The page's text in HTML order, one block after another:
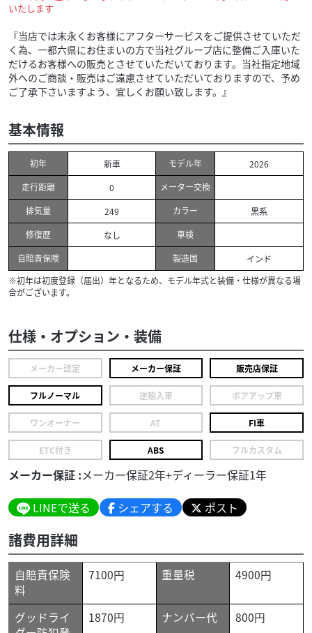
いたします
『当店では末永くお客様にアフターサービスをご提供させていただ
く為、一都六県にお住まいの方で当社グループ店に整備ご入庫いた
だけるお客様への販売とさせていただいております。当社指定地域
外へのご商談・販売はご遠慮させていただいておりますので、予め
ご了承下さいますよう、宜しくお願い致します。』
基本情報
初年 新車 モデル年
2026
走行距離
0
メーター交換
排気量
249 カラー
黒系
修復歴
なし
車検
自賠責保険
製造国
インド
※初年は初度登録（届出）年となるため、モデル年式と装備・仕様が異なる場
合がございます。
仕様・オプション・装備
メーカー認定 メーカー保証 販売店保証
フルノーマル 逆輸入車 ボアアップ車
ワンオーナー AT FI車
ETC付き ABS フルカスタム
メーカー保証 :メーカー保証2年+ディーラー保証1年
LINEで送る
シェアする ポスト
諸費用詳細
自賠責保険
料
7100円 重量税 4900円
グッドライ
1870円 ナンバー代 800円